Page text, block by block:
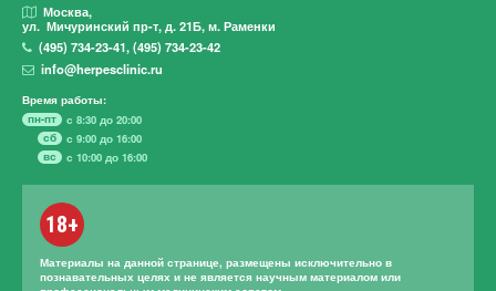
Москва,
ул. Мичуринский пр-т, д. 21Б, м. Раменки
(495)734-23-41,(495)734-23-42
info@herpesclinic.ru
Время работы:
пн-пт
с 8:30 до 20:00
сб
с 9:00 до 16:00
вс
с 10:00 до 16:00
18+
Материалы на данной странице, размещены исключительно в
познавательных целях и не является научным материалом или